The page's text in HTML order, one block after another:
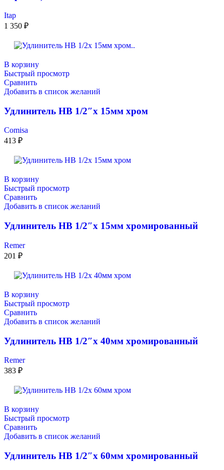
Itap
1 350 ₽
В корзину
Быстрый просмотр
Сравнить
Добавить в список желаний
Удлинитель НВ 1/2″x 15мм хром
Comisa
413 ₽
В корзину
Быстрый просмотр
Сравнить
Добавить в список желаний
Удлинитель НВ 1/2″x 15мм хромированный
Remer
201 ₽
В корзину
Быстрый просмотр
Сравнить
Добавить в список желаний
Удлинитель НВ 1/2″x 40мм хромированный
Remer
383 ₽
В корзину
Быстрый просмотр
Сравнить
Добавить в список желаний
Удлинитель НВ 1/2″x 60мм хромированный